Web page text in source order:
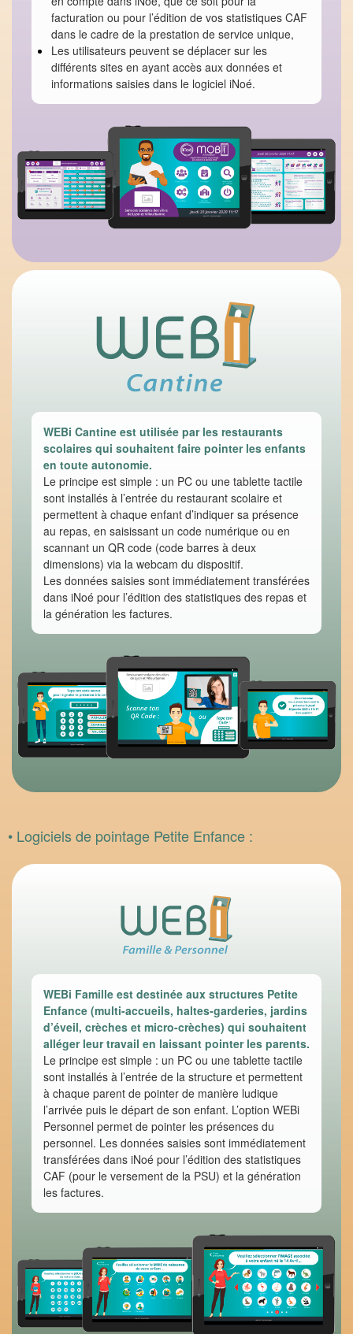
facturation ou pour l’édition de vos statistiques CAF
dans le cadre de la prestation de service unique,
Les utilisateurs peuvent se déplacer sur les
différents sites en ayant accès aux données et
informations saisies dans le logiciel iNoé.
WEBi Cantine est utilisée par les restaurants
scolaires qui souhaitent faire pointer les enfants
en toute autonomie.
Le principe est simple : un PC ou une tablette tactile
sont installés à l’entrée du restaurant scolaire et
permettent à chaque enfant d’indiquer sa présence
au repas, en saisissant un code numérique ou en
scannant un QR code (code barres à deux
dimensions) via la webcam du dispositif.
Les données saisies sont immédiatement transférées
dans iNoé pour l’édition des statistiques des repas et
la génération les factures.
• Logiciels de pointage Petite Enfance :
WEBi Famille est destinée aux structures Petite
Enfance (multi-accueils, haltes-garderies, jardins
d’éveil, crèches et micro-crèches) qui souhaitent
alléger leur travail en laissant pointer les parents.
Le principe est simple : un PC ou une tablette tactile
sont installés à l’entrée de la structure et permettent
à chaque parent de pointer de manière ludique
l’arrivée puis le départ de son enfant. L’option WEBi
Personnel permet de pointer les présences du
personnel. Les données saisies sont immédiatement
transférées dans iNoé pour l’édition des statistiques
CAF (pour le versement de la PSU) et la génération
les factures.